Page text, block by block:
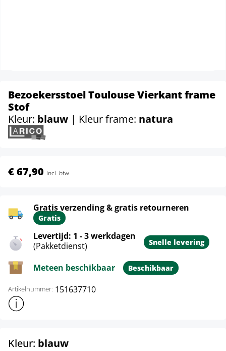
Bezoekersstoel Toulouse Vierkant frame
Stof
Kleur: blauw | Kleur frame: natura
€ 67,90 incl. btw
Gratis verzending & gratis retourneren
Gratis
Levertijd: 1 - 3 werkdagen
(Pakketdienst)
Snelle levering
Meteen beschikbaar Beschikbaar
Artikelnummer: 151637710
Toon meer productinformatie
Kleur: blauwselect